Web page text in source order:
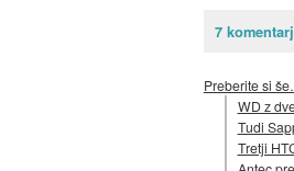
7
Preberite si
WD z
Tudi
Tretji